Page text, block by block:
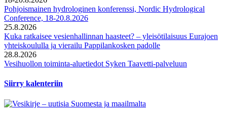
Pohjoismainen hydrologinen konferenssi, Nordic Hydrological
Conference, 18-20.8.2026
25.8.2026
Kuka ratkaisee vesienhallinnan haasteet? – yleisötilaisuus Eurajoen
yhteiskoululla ja vierailu Pappilankosken padolle
28.8.2026
Vesihuollon toiminta-aluetiedot Syken Taavetti-palveluun
Siirry kalenteriin